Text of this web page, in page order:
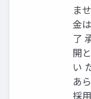
ま
⾦
了
開
い
あ
採